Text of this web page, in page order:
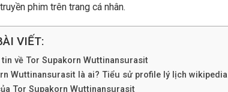
phim trên trang cá nhân.
VIẾT:
tin về Tor Supakorn Wuttinansurasit
Wuttinansurasit là ai? Tiểu sử profile lý lịch wikipedia
Tor Supakorn Wuttinansurasit